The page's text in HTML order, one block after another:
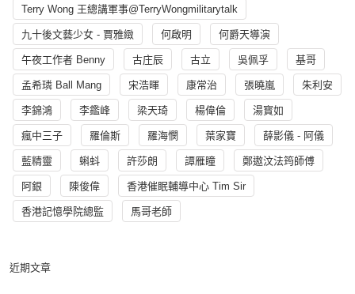
Terry Wong 王總講軍事@TerryWongmilitarytalk
九十後文藝少女 - 賈雅緻 何啟明 何爵天導演
午夜工作者 Benny 古庄辰 古立 吳佩孚 基哥
孟希璘 Ball Mang 宋浩暉 康常治 張曉嵐 朱利安
李錦鴻 李鑑峰 梁天琦 楊偉倫 湯寳如
瘋中三子 羅倫斯 羅海憫 葉家寶 薛影儀 - 阿儀
藍精靈 蝌蚪 許莎朗 譚雁瞳 鄭遨汶法筠師傅
阿銀 陳俊偉 香港催眠輔導中心 Tim Sir
香港記憶學院總監 馬哥老師
近期文章